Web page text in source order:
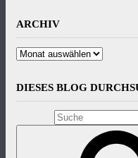
ARCHIV
Archiv
DIESES BLOG